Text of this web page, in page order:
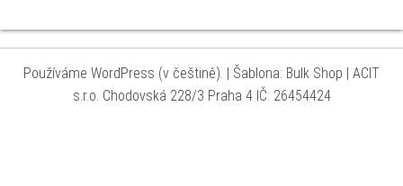
Používáme WordPress (v češtině). Šablona: Bulk Shop
| ACIT
s.r.o. Chodovská 228/3 Praha 4 IČ: 26454424